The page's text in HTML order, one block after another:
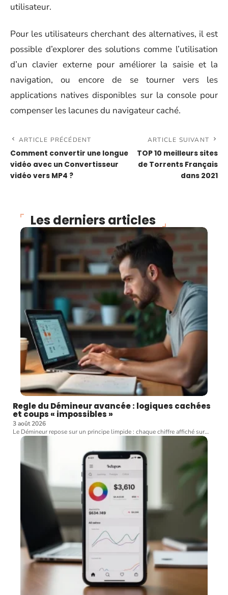
utilisateur.
Pour les utilisateurs cherchant des alternatives, il est
possible d’explorer des solutions comme l’utilisation
d’un clavier externe pour améliorer la saisie et la
navigation, ou encore de se tourner vers les
applications natives disponibles sur la console pour
compenser les lacunes du navigateur caché.
ARTICLE PRÉCÉDENT
Comment convertir une longue
vidéo avec un Convertisseur
vidéo vers MP4 ?
ARTICLE SUIVANT
TOP 10 meilleurs sites
de Torrents Français
dans 2021
Les derniers articles
Regle du Démineur avancée : logiques cachées
et coups « impossibles »
3 août 2026
Le Démineur repose sur un principe limpide : chaque chiffre affiché sur…